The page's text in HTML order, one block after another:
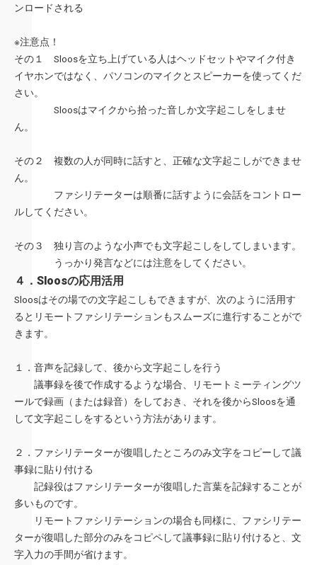
ンロードされる
※注意点！
その１ Sloosを立ち上げている人はヘッドセットやマイク付き
イヤホンではなく、パソコンのマイクとスピーカーを使ってくだ
さい。
Sloosはマイクから拾った音しか文字起こしをしませ
ん。
その２ 複数の人が同時に話すと、正確な文字起こしができませ
ん。
ファシリテーターは順番に話すように会話をコントロー
ルしてください。
その３ 独り言のような小声でも文字起こしをしてしまいます。
うっかり発言などには注意をしてください。
４．Sloosの応用活用
Sloosはその場での文字起こしもできますが、次のように活用す
るとリモートファシリテーションもスムーズに進行することがで
きます。
１．音声を記録して、後から文字起こしを行う
議事録を後で作成するような場合、リモートミーティングツ
ールで録画（または録音）をしておき、それを後からSloosを通
して文字起こしをするという方法があります。
２．ファシリテーターが復唱したところのみ文字をコピーして議
事録に貼り付ける
記録役はファシリテーターが復唱した言葉を記録することが
多いものです。
リモートファシリテーションの場合も同様に、ファシリテー
ターが復唱した部分のみをコピペして議事録に貼り付けると、文
字入力の手間が省けます。